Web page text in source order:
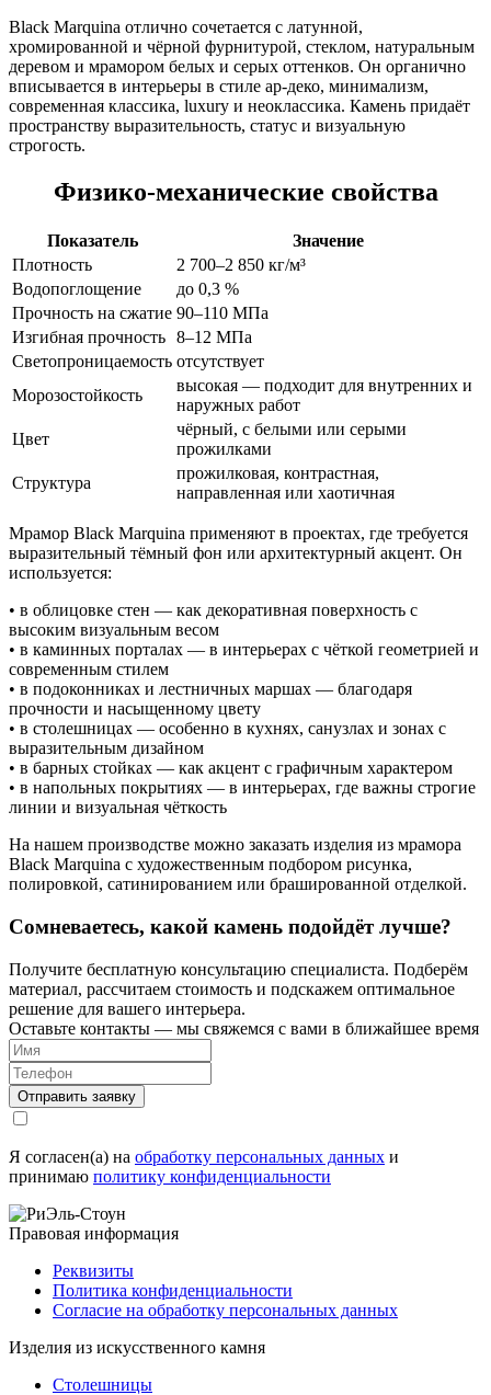
Black Marquina отлично сочетается с латунной,
хромированной и чёрной фурнитурой, стеклом, натуральным
деревом и мрамором белых и серых оттенков. Он органично
вписывается в интерьеры в стиле ар-деко, минимализм,
современная классика, luxury и неоклассика. Камень придаёт
пространству выразительность, статус и визуальную
строгость.
Физико-механические свойства
Показатель
Значение
Плотность
2 700–2 850 кг/м³
Водопоглощение
до 0,3 %
Прочность на сжатие 90–110 МПа
Изгибная прочность 8–12 МПа
Светопроницаемость отсутствует
Морозостойкость
высокая — подходит для внутренних и
наружных работ
Цвет
чёрный, с белыми или серыми
прожилками
Структура
прожилковая, контрастная,
направленная или хаотичная
Мрамор Black Marquina применяют в проектах, где требуется
выразительный тёмный фон или архитектурный акцент. Он
используется:
• в облицовке стен — как декоративная поверхность с
высоким визуальным весом
• в каминных порталах — в интерьерах с чёткой геометрией и
современным стилем
• в подоконниках и лестничных маршах — благодаря
прочности и насыщенному цвету
• в столешницах — особенно в кухнях, санузлах и зонах с
выразительным дизайном
• в барных стойках — как акцент с графичным характером
• в напольных покрытиях — в интерьерах, где важны строгие
линии и визуальная чёткость
На нашем производстве можно заказать изделия из мрамора
Black Marquina с художественным подбором рисунка,
полировкой, сатинированием или брашированной отделкой.
Сомневаетесь, какой камень подойдёт лучше?
Получите бесплатную консультацию специалиста. Подберём
материал, рассчитаем стоимость и подскажем оптимальное
решение для вашего интерьера.
Оставьте контакты — мы свяжемся с вами в ближайшее время
Я согласен(а) на обработку персональных данных и
принимаю политику конфиденциальности
Правовая информация
Реквизиты
Политика конфиденциальности
Согласие на обработку персональных данных
Изделия из искусственного камня
Столешницы